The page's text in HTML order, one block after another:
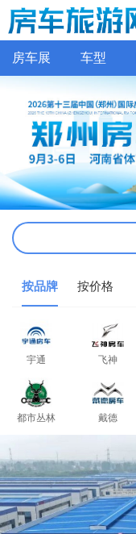
房车展 车型
按品牌 按价格
宇通 飞神
都市丛林 戴德